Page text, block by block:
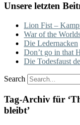
Unsere letzten
Lion Fist –
War of the
Die Ledernacken
Don’t go in that
Die Todesfaust
Search
Tag-Archiv für
bleibt’